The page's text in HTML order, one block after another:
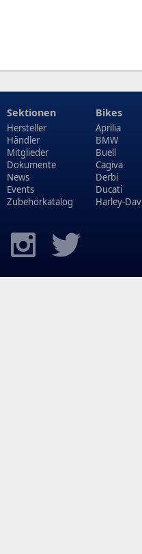
Sektionen
Hersteller
Händler
Mitglieder
Dokumente
News
Events
Zubehörkatalog
Bikes
Aprilia
BMW
Buell
Cagiva
Derbi
Ducati
Harley-